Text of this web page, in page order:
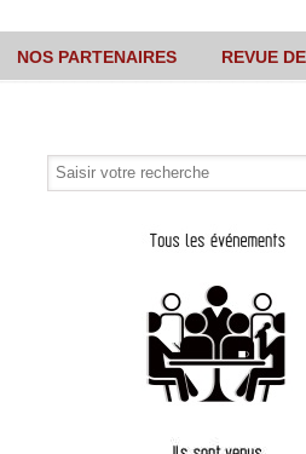
NOS PARTENAIRES REVUE